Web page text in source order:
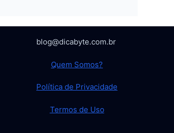
blog@dicabyte.com.br
Quem Somos?
Política de Privacidade
Termos de Uso